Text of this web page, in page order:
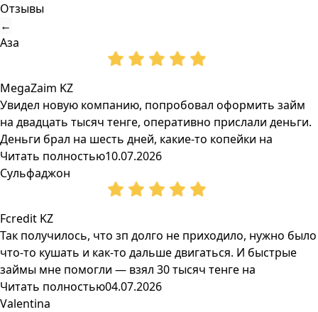
Отзывы
←
Аза
MegaZaim KZ
Увидел новую компанию, попробовал оформить займ
на двадцать тысяч тенге, оперативно прислали деньги.
Деньги брал на шесть дней, какие-то копейки на
Читать полностью10.07.2026
Сульфаджон
Fcredit KZ
Так получилось, что зп долго не приходило, нужно было
что-то кушать и как-то дальше двигаться. И быстрые
займы мне помогли — взял 30 тысяч тенге на
Читать полностью04.07.2026
Valentina